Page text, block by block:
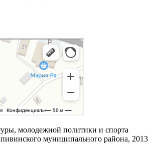
молодежной политики и спорта
муниципального района, 2013